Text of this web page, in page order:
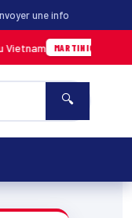
une info
05/08 · 14h14
🔍